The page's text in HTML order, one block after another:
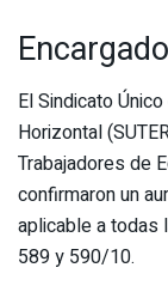
El Sindicato
Horizontal
Trabajadores de
confirmaron un
aplicable a todas
589 y 590/10.